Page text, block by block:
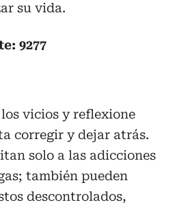
su vida.
9277
vicios y reflexione
corregir y dejar atrás.
solo a las adicciones
también pueden
descontrolados,